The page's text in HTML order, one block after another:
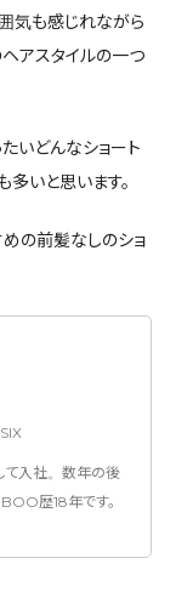
気も感じれながら
アスタイルの一つ
いどんなショート
いと思います。
の前髪なしのショ
て入社。数年の後
歴18年です。